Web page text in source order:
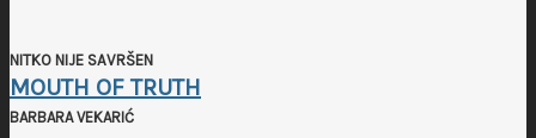
NITKO NIJE SAVRŠEN
MOUTH OF TRUTH
BARBARA VEKARIĆ